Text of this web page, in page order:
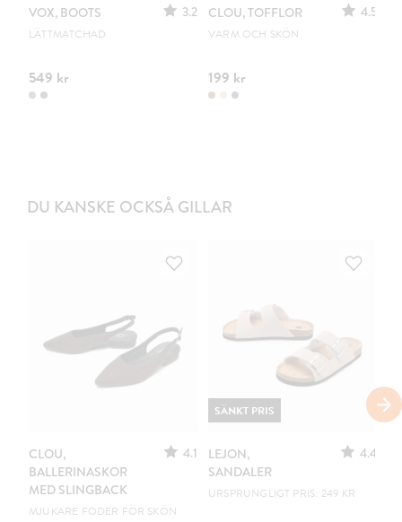
VOX, BOOTS 3.2
LÄTTMATCHAD
549 kr
CLOU, TOFFLOR 4.5
VARM OCH SKÖN
199 kr
DU KANSKE OCKSÅ GILLAR
CLOU,
BALLERINASKOR
MED SLINGBACK
4.1
MJUKARE FODER FÖR SKÖN
LEJON,
SANDALER
4.4
URSPRUNGLIGT PRIS: 249 KR
SÄNKT PRIS